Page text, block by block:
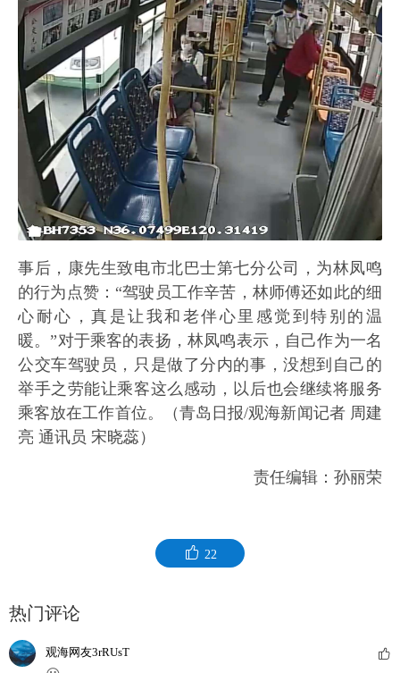
事后，康先生致电市北巴士第七分公司，为林凤鸣
的行为点赞：“驾驶员工作辛苦，林师傅还如此的细
心耐心，真是让我和老伴心里感觉到特别的温
暖。”对于乘客的表扬，林凤鸣表示，自己作为一名
公交车驾驶员，只是做了分内的事，没想到自己的
举手之劳能让乘客这么感动，以后也会继续将服务
乘客放在工作首位。（青岛日报/观海新闻记者 周建
亮 通讯员 宋晓蕊）
责任编辑：孙丽荣
22
热门评论
观海网友3rRUsT